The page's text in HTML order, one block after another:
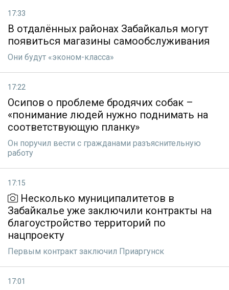
17:33
В отдалённых районах Забайкалья могут
появиться магазины самообслуживания
Они будут «эконом-класса»
17:22
Осипов о проблеме бродячих собак –
«понимание людей нужно поднимать на
соответствующую планку»
Он поручил вести с гражданами разъяснительную
работу
17:15
Несколько муниципалитетов в
Забайкалье уже заключили контракты на
благоустройство территорий по
нацпроекту
Первым контракт заключил Приаргунск
17:01